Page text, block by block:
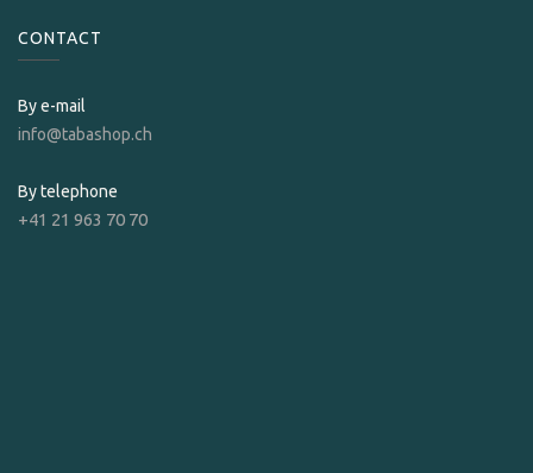
CONTACT
By e-mail
info@tabashop.ch
By telephone
+41 21 963 70 70